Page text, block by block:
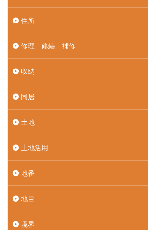
住所
修理・修繕・補修
収納
同居
土地
土地活用
地番
地目
境界